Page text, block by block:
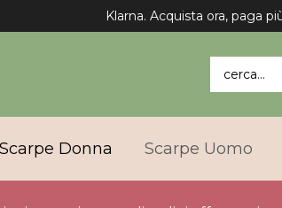
Spedizione
cerca...
Scarpe Donna Scarpe Uomo